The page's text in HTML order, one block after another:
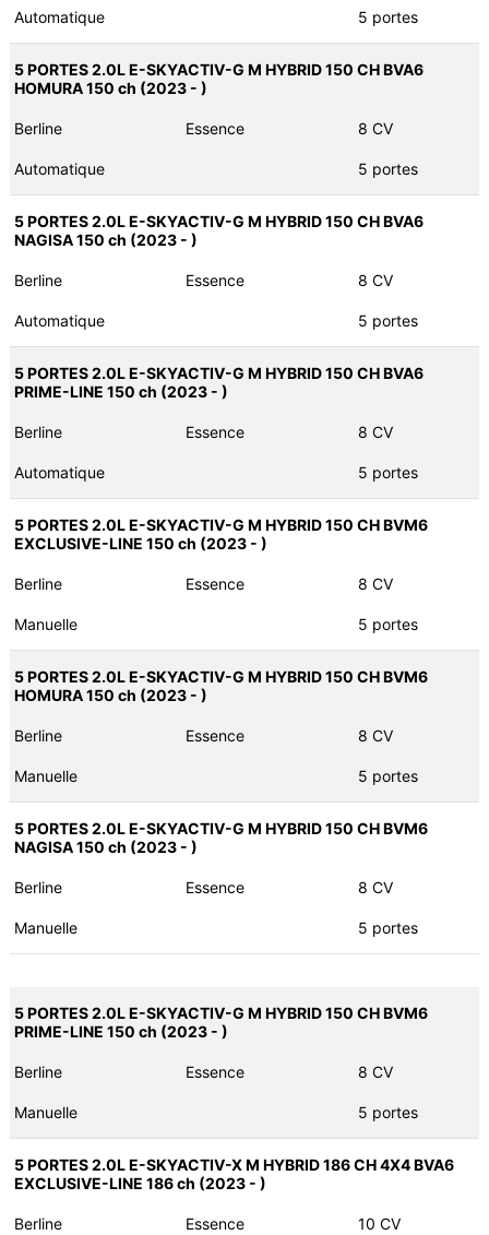
Automatique 5 portes
5 PORTES 2.0L E-SKYACTIV-G M HYBRID 150 CH BVA6
HOMURA 150 ch (2023 - )
Berline Essence 8 CV
Automatique 5 portes
5 PORTES 2.0L E-SKYACTIV-G M HYBRID 150 CH BVA6
NAGISA 150 ch (2023 - )
Berline Essence 8 CV
Automatique 5 portes
5 PORTES 2.0L E-SKYACTIV-G M HYBRID 150 CH BVA6
PRIME-LINE 150 ch (2023 - )
Berline Essence 8 CV
Automatique 5 portes
5 PORTES 2.0L E-SKYACTIV-G M HYBRID 150 CH BVM6
EXCLUSIVE-LINE 150 ch (2023 - )
Berline Essence 8 CV
Manuelle 5 portes
5 PORTES 2.0L E-SKYACTIV-G M HYBRID 150 CH BVM6
HOMURA 150 ch (2023 - )
Berline Essence 8 CV
Manuelle 5 portes
5 PORTES 2.0L E-SKYACTIV-G M HYBRID 150 CH BVM6
NAGISA 150 ch (2023 - )
Berline Essence 8 CV
Manuelle 5 portes
5 PORTES 2.0L E-SKYACTIV-G M HYBRID 150 CH BVM6
PRIME-LINE 150 ch (2023 - )
Berline Essence 8 CV
Manuelle 5 portes
5 PORTES 2.0L E-SKYACTIV-X M HYBRID 186 CH 4X4 BVA6
EXCLUSIVE-LINE 186 ch (2023 - )
Berline Essence 10 CV